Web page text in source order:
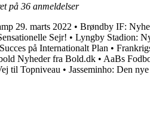
på 36 anmeldelser
29. marts 2022 • Brøndby IF:
Sejr! • Lyngby Stadion:
på Internationalt Plan •
Nyheder fra Bold.dk • AaBs
til Topniveau • Jasseminho: Den